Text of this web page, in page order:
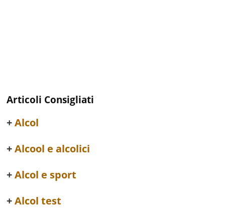
Articoli Consigliati
Alcol
Alcool e alcolici
Alcol e sport
Alcol test